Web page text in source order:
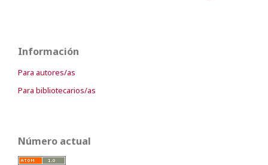
Información
Para autores/as
Para bibliotecarios/as
Número actual